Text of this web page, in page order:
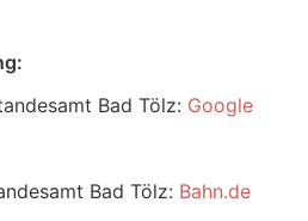
Bad Tölz: Google
Bad Tölz: Bahn.de